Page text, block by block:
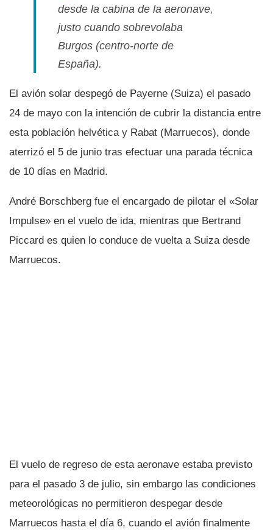
desde la cabina de la aeronave,
justo cuando sobrevolaba
Burgos (centro-norte de
España).
El avión solar despegó de Payerne (Suiza) el pasado
24 de mayo con la intención de cubrir la distancia entre
esta población helvética y Rabat (Marruecos), donde
aterrizó el 5 de junio tras efectuar una parada técnica
de 10 dí­as en Madrid.
André Borschberg fue el encargado de pilotar el «Solar
Impulse» en el vuelo de ida, mientras que Bertrand
Piccard es quien lo conduce de vuelta a Suiza desde
Marruecos.
El vuelo de regreso de esta aeronave estaba previsto
para el pasado 3 de julio, sin embargo las condiciones
meteorológicas no permitieron despegar desde
Marruecos hasta el dí­a 6, cuando el avión finalmente